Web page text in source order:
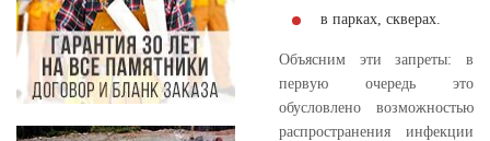
в парках, скверах.
Объясним эти запреты: в
первую очередь это
обусловлено возможностью
распространения инфекции